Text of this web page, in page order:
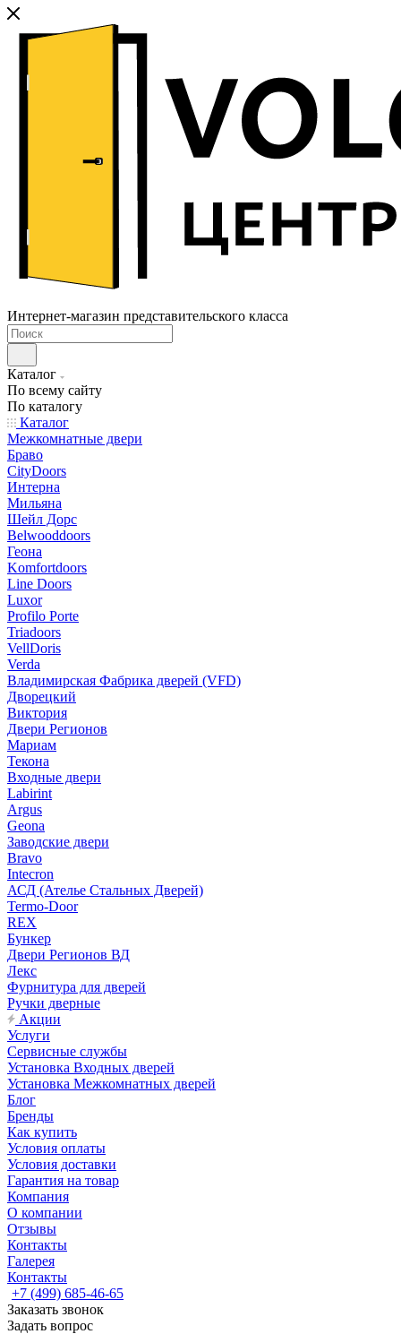
Интернет-магазин представительского класса
Каталог
По всему сайту
По каталогу
Каталог
Межкомнатные двери
Браво
CityDoors
Интерна
Мильяна
Шейл Дорс
Belwooddoors
Геона
Komfortdoors
Line Doors
Luxor
Profilo Porte
Triadoors
VellDoris
Verda
Владимирская Фабрика дверей (VFD)
Дворецкий
Виктория
Двери Регионов
Мариам
Текона
Входные двери
Labirint
Argus
Geona
Заводские двери
Bravo
Intecron
АСД (Ателье Стальных Дверей)
Termo-Door
REX
Бункер
Двери Регионов ВД
Лекс
Фурнитура для дверей
Ручки дверные
Акции
Услуги
Сервисные службы
Установка Входных дверей
Установка Межкомнатных дверей
Блог
Бренды
Как купить
Условия оплаты
Условия доставки
Гарантия на товар
Компания
О компании
Отзывы
Контакты
Галерея
Контакты
+7 (499) 685-46-65
Заказать звонок
Задать вопрос